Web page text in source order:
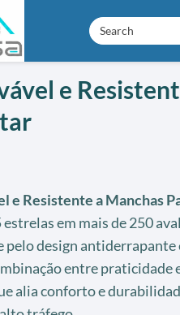
e
e Resistente a Manchas
em mais de 250
pelo design antiderrapante
entre
alia conforto e